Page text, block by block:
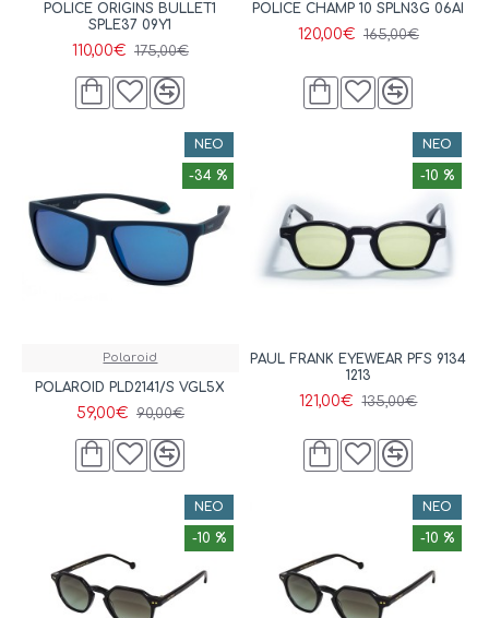
POLICE ORIGINS BULLET1
SPLE37 09Y1
110,00€ 175,00€
POLICE CHAMP 10 SPLN3G 06AI
120,00€ 165,00€
ΝΈΟ
-34 %
Polaroid
POLAROID PLD2141/S VGL5X
59,00€ 90,00€
ΝΈΟ
-10 %
PAUL FRANK EYEWEAR PFS 9134
1213
121,00€ 135,00€
ΝΈΟ
-10 %
ΝΈΟ
-10 %